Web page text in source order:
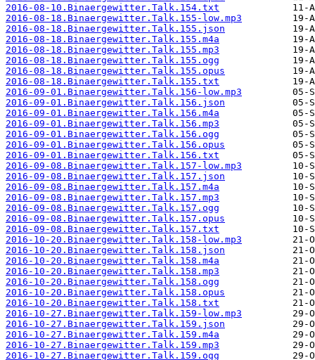
2016-08-10.Binaergewitter.Talk.154.txt
2016-08-18.Binaergewitter.Talk.155-low.mp3
2016-08-18.Binaergewitter.Talk.155.json
2016-08-18.Binaergewitter.Talk.155.m4a
2016-08-18.Binaergewitter.Talk.155.mp3
2016-08-18.Binaergewitter.Talk.155.ogg
2016-08-18.Binaergewitter.Talk.155.opus
2016-08-18.Binaergewitter.Talk.155.txt
2016-09-01.Binaergewitter.Talk.156-low.mp3
2016-09-01.Binaergewitter.Talk.156.json
2016-09-01.Binaergewitter.Talk.156.m4a
2016-09-01.Binaergewitter.Talk.156.mp3
2016-09-01.Binaergewitter.Talk.156.ogg
2016-09-01.Binaergewitter.Talk.156.opus
2016-09-01.Binaergewitter.Talk.156.txt
2016-09-08.Binaergewitter.Talk.157-low.mp3
2016-09-08.Binaergewitter.Talk.157.json
2016-09-08.Binaergewitter.Talk.157.m4a
2016-09-08.Binaergewitter.Talk.157.mp3
2016-09-08.Binaergewitter.Talk.157.ogg
2016-09-08.Binaergewitter.Talk.157.opus
2016-09-08.Binaergewitter.Talk.157.txt
2016-10-20.Binaergewitter.Talk.158-low.mp3
2016-10-20.Binaergewitter.Talk.158.json
2016-10-20.Binaergewitter.Talk.158.m4a
2016-10-20.Binaergewitter.Talk.158.mp3
2016-10-20.Binaergewitter.Talk.158.ogg
2016-10-20.Binaergewitter.Talk.158.opus
2016-10-20.Binaergewitter.Talk.158.txt
2016-10-27.Binaergewitter.Talk.159-low.mp3
2016-10-27.Binaergewitter.Talk.159.json
2016-10-27.Binaergewitter.Talk.159.m4a
2016-10-27.Binaergewitter.Talk.159.mp3
2016-10-27.Binaergewitter.Talk.159.ogg